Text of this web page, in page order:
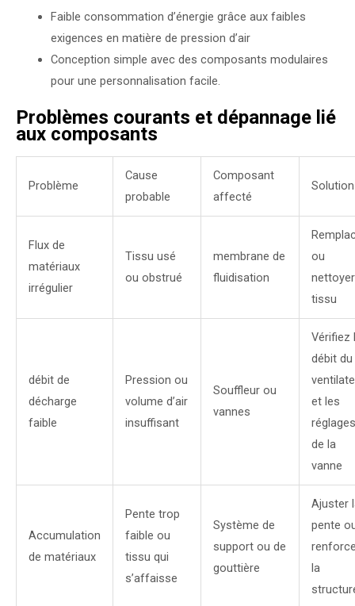
Faible consommation d’énergie grâce aux faibles
exigences en matière de pression d’air
Conception simple avec des composants modulaires
pour une personnalisation facile.
Problèmes courants et dépannage lié
aux composants
Problème
Cause
probable
Composant
affecté
Solution
Flux de
matériaux
irrégulier
Tissu usé
ou obstrué
membrane de
fluidisation
ou
tissu
débit de
décharge
faible
Pression ou
volume d’air
insuffisant
Souffleur ou
vannes
Vérifiez
débit du
et les
réglages
de la
vanne
Accumulation
de matériaux
Pente trop
faible ou
tissu qui
s’affaisse
Système de
support ou de
gouttière
Ajuster
pente
la